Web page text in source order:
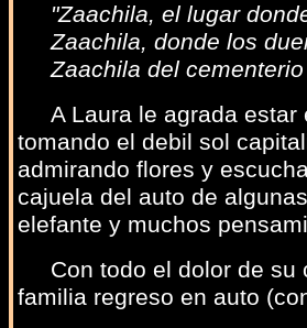
"Zaachila, el lugar
Zaachila, donde los
Zaachila del cementerio
A Laura le agrada estar
tomando el debil sol
admirando flores y
cajuela del auto de
elefante y muchos
Con todo el dolor de su
familia regreso en auto